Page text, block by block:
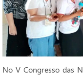
No V Congresso das